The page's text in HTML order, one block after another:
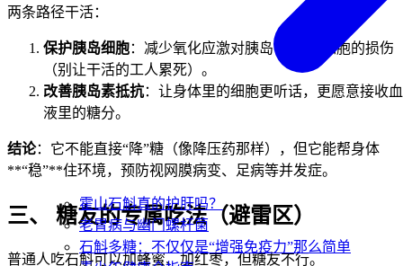
霍山石斛真的护肝吗？
老胃病与幽门螺杆菌
石斛多糖：不仅仅是“增强免疫力”那么简单
两条路径干活：
保护胰岛细胞：减少氧化应激对胰岛 $\beta$ 细胞的损伤
（别让干活的工人累死）。
改善胰岛素抵抗：让身体里的细胞更听话，更愿意接收血
液里的糖分。
结论：它不能直接“降”糖（像降压药那样），但它能帮身体
**“稳”**住环境，预防视网膜病变、足病等并发症。
三、 糖友的专属吃法（避雷区）
普通人吃石斛可以加蜂蜜、加红枣，但糖友不行。